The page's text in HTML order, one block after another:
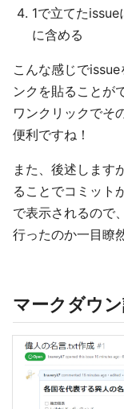
1で立てた
に含める
こんな感じで
ンクを貼ることが
ワンクリックでそ
便利ですね！
また、後述します
ることでコミット
で表示されるので
行ったのか一目瞭
マークダウ